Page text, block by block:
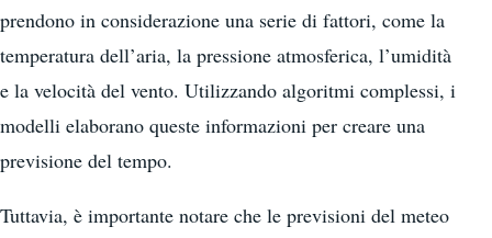
prendono in considerazione una serie di fattori, come la
temperatura dell’aria, la pressione atmosferica, l’umidità
e la velocità del vento. Utilizzando algoritmi complessi, i
modelli elaborano queste informazioni per creare una
previsione del tempo.
Tuttavia, è importante notare che le previsioni del meteo